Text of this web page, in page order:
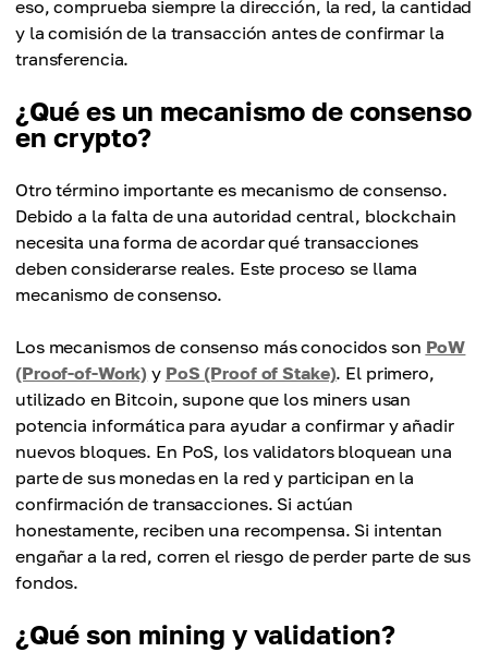
eso, comprueba siempre la dirección, la red, la cantidad
y la comisión de la transacción antes de confirmar la
transferencia.
¿Qué es un mecanismo de consenso
en crypto?
Otro término importante es mecanismo de consenso.
Debido a la falta de una autoridad central, blockchain
necesita una forma de acordar qué transacciones
deben considerarse reales. Este proceso se llama
mecanismo de consenso.
Los mecanismos de consenso más conocidos son PoW
(Proof-of-Work) y PoS (Proof of Stake). El primero,
utilizado en Bitcoin, supone que los miners usan
potencia informática para ayudar a confirmar y añadir
nuevos bloques. En PoS, los validators bloquean una
parte de sus monedas en la red y participan en la
confirmación de transacciones. Si actúan
honestamente, reciben una recompensa. Si intentan
engañar a la red, corren el riesgo de perder parte de sus
fondos.
¿Qué son mining y validation?